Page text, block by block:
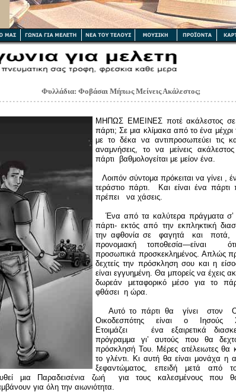
Φυλλάδια: Φοβάσαι Μήπως Μείνεις Ακάλεστος;
ΜHΠΩΣ EΜΕΙΝΕΣποτέ ακάλεστος
πάρτι; Σε μια κλίμακα από το ένα μέχρι
με το δέκα να αντιπροσωπεύει τις
αναμνήσεις, το να μείνεις
πάρτι βαθμολογείται με μείον ένα.
Λοιπόν σύντομα πρόκειται να γίνει ,
τεράστιο πάρτι. Και είναι ένα πάρτι
πρέπει να χάσεις.
Ένα από τα καλύτερα πράγματα σ’
πάρτι- εκτός από την εκπληκτική
την αφθονία σε φαγητά και ποτά,
προνομιακή τοποθεσία—είναι
προσωπικά προσκεκλημένος. Απλώς
δεχτείς την πρόσκληση σου και η
είναι εγγυημένη. Θα μπορείς να έχεις
δωρεάν μεταφορικό μέσο για το
φθάσει η ώρα.
Αυτό το πάρτι θα γίνει στον
Οικοδεσπότης είναι ο Ιησούς
Ετοιμάζει ένα εξαιρετικά
πρόγραμμα γι’ αυτούς που θα
πρόσκλησή Του. Μέρες ατέλειωτες θα
το γλέντι. Κι αυτή θα είναι μονάχα η
ξεφαντώματος, επειδή μετά από
μια Παραδεισένια ζωή για τους καλεσμένους που
για όλη την αιωνιότητα.